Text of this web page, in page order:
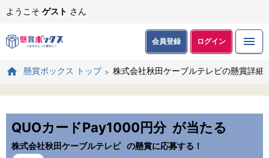
ようこそ ゲスト さん
会員登録 ログイン
懸賞ボックス トップ 株式会社秋田ケーブルテレビの懸賞詳細
QUOカードPay1000円分 が当たる
株式会社秋田ケーブルテレビ の懸賞に応募する！